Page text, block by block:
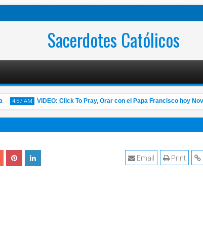
Sacerdotes Católicos
4:57 AM VIDEO: Click To Pray, Orar con el Papa Francisco hoy
Print
Email